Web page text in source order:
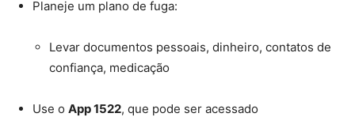
I WANT IN
I've read and accept thePrivacy Policy.
Planeje um plano de fuga:
Levar documentos pessoais, dinheiro, contatos de
confiança, medicação
Use o App 1522, que pode ser acessado